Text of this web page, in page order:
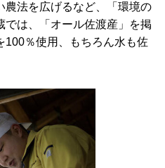
農法を広げるなど、「環境の
では、「オール佐渡産」を掲
100％使用、もちろん水も佐